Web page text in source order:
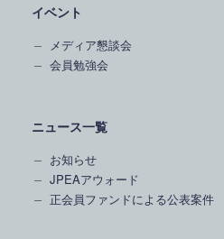
イベント
メディア懇談会
会員勉強会
ニュース一覧
お知らせ
JPEAアウォード
正会員ファンドによる公表案件